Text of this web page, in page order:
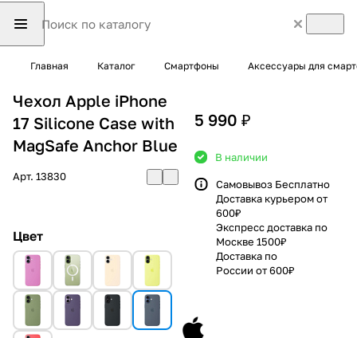
Главная Каталог Смартфоны Аксессуары для
Чехол Apple iPhone
17 Silicone Case with
MagSafe Anchor Blue
Арт. 13830
Цвет
5 990 ₽
В наличии
Самовывоз Бесплатно
Доставка курьером от
600₽
Экспресс доставка по
Москве 1500₽
Доставка по
России от 600₽